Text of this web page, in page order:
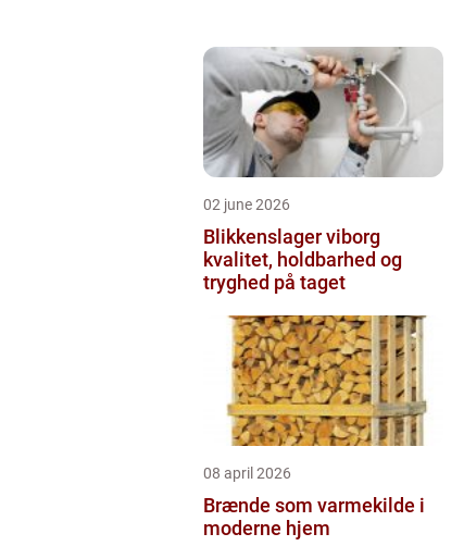
02 june 2026
Blikkenslager viborg
kvalitet, holdbarhed og
tryghed på taget
08 april 2026
Brænde som varmekilde i
moderne hjem